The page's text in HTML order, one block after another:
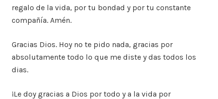
regalo de la vida, por tu bondad y por tu constante
compañía. Amén.
Gracias Dios. Hoy no te pido nada, gracias por
absolutamente todo lo que me diste y das todos los
dias.
¡Le doy gracias a Dios por todo y a la vida por